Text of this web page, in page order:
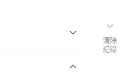
清除
紀錄